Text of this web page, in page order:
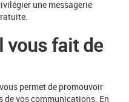
une messagerie
vous fait de
vous permet de promouvoir
de vos communications. En